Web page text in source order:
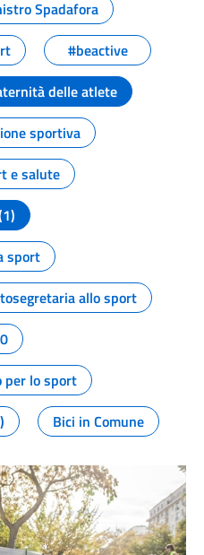
Spadafora
#beactive
delle atlete
sportiva
e salute
sport
allo sport
per lo sport
Bici in Comune